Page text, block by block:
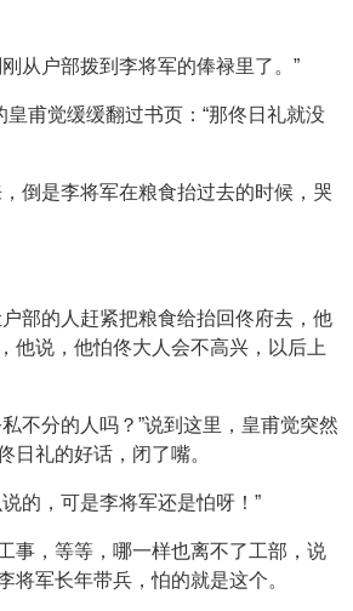
从户部拨到李将军的俸禄里了。”
皇甫觉缓缓翻过书页：“那佟日礼就没
倒是李将军在粮食抬过去的时候，哭
部的人赶紧把粮食给抬回佟府去，他
他说，他怕佟大人会不高兴，以后上
不分的人吗？”说到这里，皇甫觉突然
日礼的好话，闭了嘴。
的，可是李将军还是怕呀！”
事，等等，哪一样也离不了工部，说
将军长年带兵，怕的就是这个。